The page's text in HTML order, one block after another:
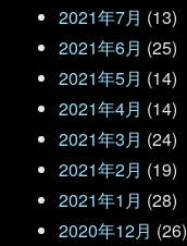
2021年7月 (13)
2021年6月 (25)
2021年5月 (14)
2021年4月 (14)
2021年3月 (24)
2021年2月 (19)
2021年1月 (28)
2020年12月 (26)